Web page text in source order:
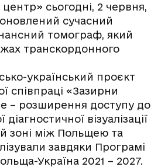
сьогодні, 2 червня,
сучасний
томограф, який
транскордонного
український проєкт
співпраці «Зазирни
– розширення доступу до
діагностичної візуалізації
зоні між Польщею та
завдяки Програмі
Україна 2021 – 2027.